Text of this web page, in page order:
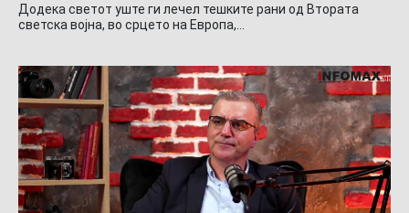
Додека светот уште ги лечел тешките рани од Втората
светска војна, во срцето на Европа,…